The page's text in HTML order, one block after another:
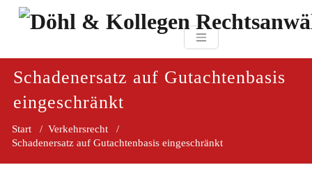
Zum
Döhl & Kollegen
Schadenersatz auf Gutachtenbasis
eingeschränkt
Start / Verkehrsrecht /
Schadenersatz auf Gutachtenbasis eingeschränkt